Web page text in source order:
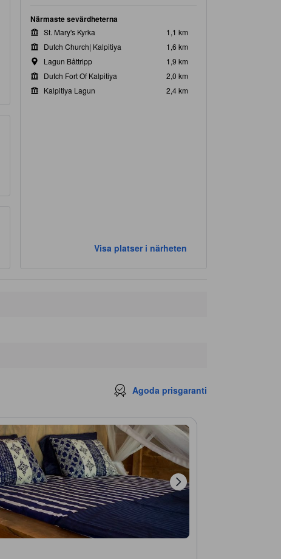
Närmaste sevärdheterna
St. Mary's Kyrka
1,1 km
Dutch Church| Kalpitiya
1,6 km
Lagun Båttripp
1,9 km
Dutch Fort Of Kalpitiya
2,0 km
Kalpitiya Lagun
2,4 km
Visa platser i närheten
Agoda prisgaranti